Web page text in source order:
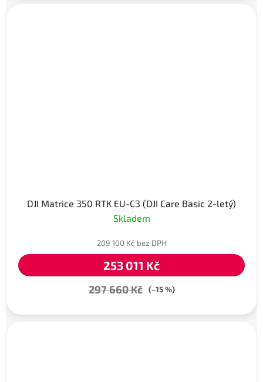
DJI Matrice 350 RTK EU-C3 (DJI Care Basic 2-letý)
Skladem
209 100 Kč bez DPH
253 011 Kč
297 660 Kč (–15 %)